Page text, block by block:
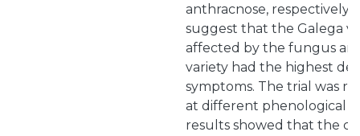
anthracnose, respectively.
suggest that the Galega
affected by the fungus
variety had the highest
symptoms. The trial was
at different phenological
results showed that the